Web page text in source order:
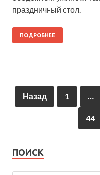
праздничный стол.
ПОДРОБНЕЕ
Назад 1 …
44
ПОИСК